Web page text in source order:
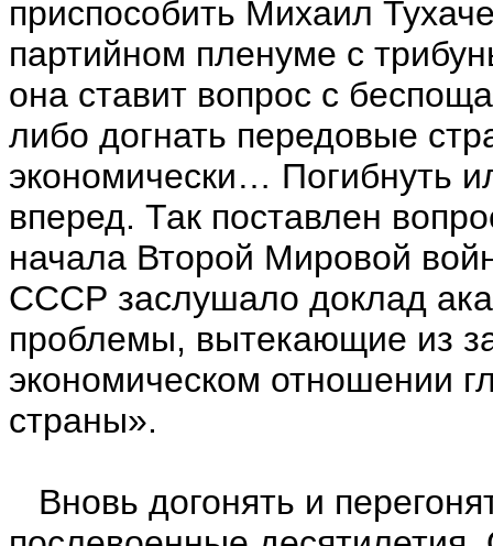
приспособить Михаил
партийном пленуме с
она ставит вопрос с
либо догнать передовые
экономически… Погибнуть
вперед. Так поставлен
начала Второй Мировой
СССР заслушало доклад
проблемы, вытекающие из
экономическом отношении
страны».
Вновь догонять и